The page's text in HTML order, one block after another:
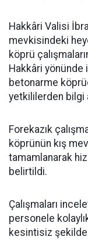
Hakkâri Valisi
mevkisindeki
köprü
Hakkâri
betonarme
yetkililerden bilgi
Forekazık
köprünün kış
tamamlanarak
belirtildi.
Çalışmaları
personele
kesintisiz